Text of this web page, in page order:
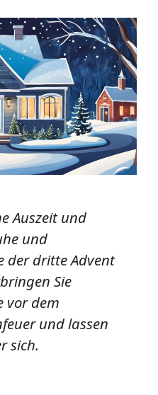
Auszeit und
und
der dritte Advent
Sie
vor dem
und lassen
sich.